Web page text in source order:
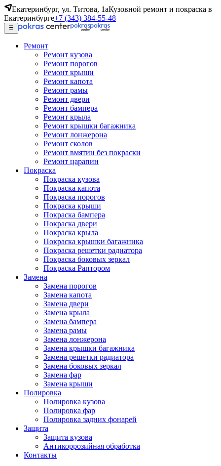
Екатеринбург, ул. Титова, 1аКузовной ремонт и покраска в
Екатеринбурге+7 (343) 384-55-48
Ремонт
Ремонт кузова
Ремонт порогов
Ремонт крыши
Ремонт капота
Ремонт рамы
Ремонт двери
Ремонт бампера
Ремонт крыла
Ремонт крышки багажника
Ремонт лонжерона
Ремонт сколов
Ремонт вмятин без покраски
Ремонт царапин
Покраска
Покраска кузова
Покраска капота
Покраска порогов
Покраска крыши
Покраска бампера
Покраска двери
Покраска крыла
Покраска крышки багажника
Покраска решетки радиатора
Покраска боковых зеркал
Покраска Раптором
Замена
Замена порогов
Замена капота
Замена двери
Замена крыла
Замена бампера
Замена рамы
Замена лонжерона
Замена крышки багажника
Замена решетки радиатора
Замена боковых зеркал
Замена фар
Замена крыши
Полировка
Полировка кузова
Полировка фар
Полировка задних фонарей
Защита
Защита кузова
Антикоррозийная обработка
Контакты